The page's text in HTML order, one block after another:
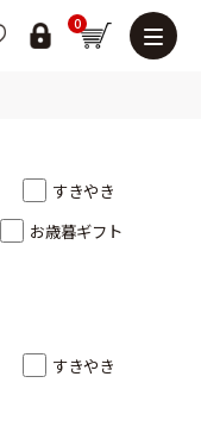
0
すきやき
お歳暮ギフト
すきやき